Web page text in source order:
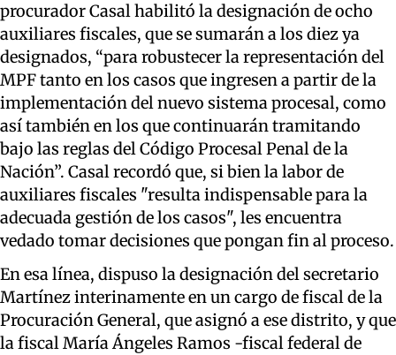
procurador Casal habilitó la designación de ocho
auxiliares fiscales, que se sumarán a los diez ya
designados, “para robustecer la representación del
MPF tanto en los casos que ingresen a partir de la
implementación del nuevo sistema procesal, como
así también en los que continuarán tramitando
bajo las reglas del Código Procesal Penal de la
Nación”. Casal recordó que, si bien la labor de
auxiliares fiscales "resulta indispensable para la
adecuada gestión de los casos", les encuentra
vedado tomar decisiones que pongan fin al proceso.
En esa línea, dispuso la designación del secretario
Martínez interinamente en un cargo de fiscal de la
Procuración General, que asignó a ese distrito, y que
la fiscal María Ángeles Ramos -fiscal federal de